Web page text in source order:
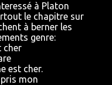
à Platon
le chapitre sur
à berner les
genre:
cher
est cher.
mon